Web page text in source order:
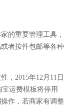
的重要管理工具，
者按件包邮等各种
2015年12月11日
宝运费模板将停用
作，若商家有调整